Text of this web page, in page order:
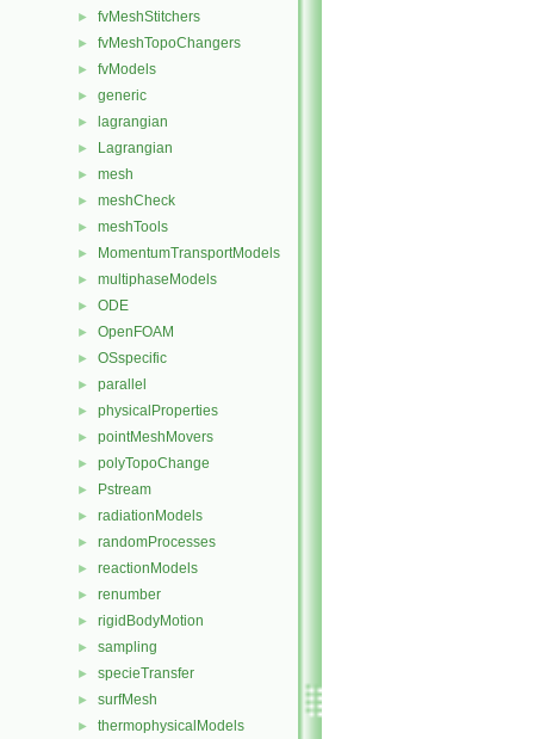
► fvMeshStitchers
► fvMeshTopoChangers
► fvModels
► generic
► lagrangian
► Lagrangian
► mesh
► meshCheck
► meshTools
► MomentumTransportModels
► multiphaseModels
► ODE
► OpenFOAM
► OSspecific
► parallel
► physicalProperties
► pointMeshMovers
► polyTopoChange
► Pstream
► radiationModels
► randomProcesses
► reactionModels
► renumber
► rigidBodyMotion
► sampling
► specieTransfer
► surfMesh
► thermophysicalModels